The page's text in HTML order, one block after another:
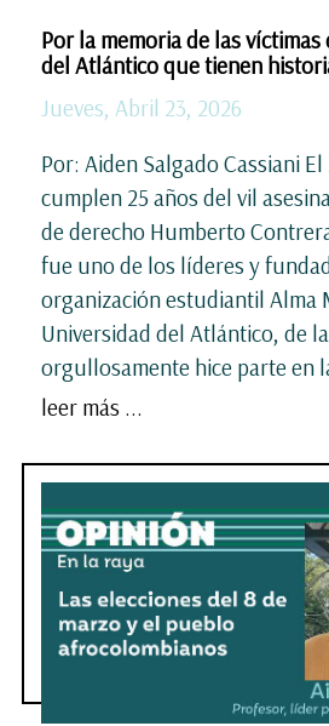
Por la memoria de las
del Atlántico que tienen
Jueves, Abril 23, 2026
Por: Aiden Salgado Cassiani
cumplen 25 años del vil
de derecho Humberto
fue uno de los líderes y
organización estudiantil Alma
Universidad del Atlántico, de
orgullosamente hice parte en
leer más ...